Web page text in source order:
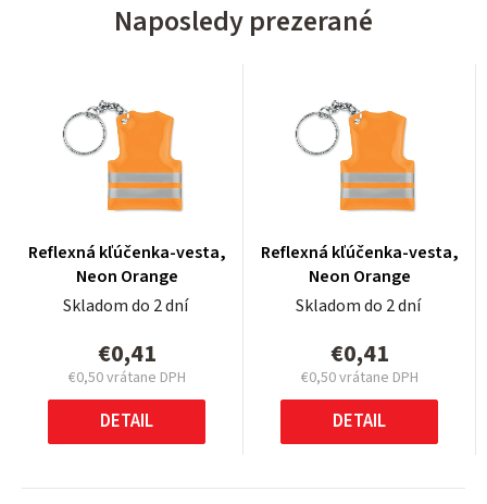
Naposledy prezerané
Reflexná kľúčenka-vesta,
Neon Orange
Skladom do 2 dní
€0,41
€0,50 vrátane DPH
Jednotková
cena:
DETAIL
Reflexná kľúčenka-vesta,
Neon Orange
Skladom do 2 dní
€0,41
€0,50 vrátane DPH
Jednotková
cena:
DETAIL